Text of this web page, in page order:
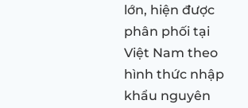
lớn, hiện được
phân phối tại
Việt Nam theo
hình thức nhập
khẩu nguyên